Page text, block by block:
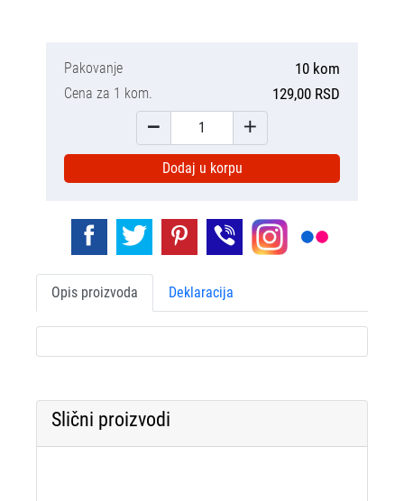
Pakovanje 10 kom
Cena za 1 kom. 129,00 RSD
Dodaj u korpu
Opis proizvoda Deklaracija
Slični proizvodi